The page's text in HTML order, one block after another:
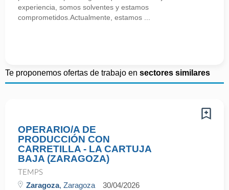
experiencia, somos solventes y estamos
comprometidos.Actualmente, estamos ...
Te proponemos ofertas de trabajo en sectores similares
OPERARIO/A DE
PRODUCCIÓN CON
CARRETILLA - LA CARTUJA
BAJA (ZARAGOZA)
TEMPS
Zaragoza, Zaragoza 30/04/2026